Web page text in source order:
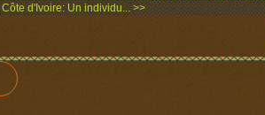
Côte d'Ivoire: Un individu... >>